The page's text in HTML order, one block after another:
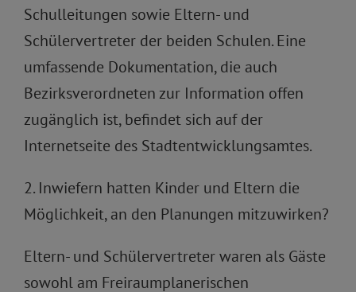
Schulleitungen sowie Eltern- und
Schülervertreter der beiden Schulen. Eine
umfassende Dokumentation, die auch
Bezirksverordneten zur Information offen
zugänglich ist, befindet sich auf der
Internetseite des Stadtentwicklungsamtes.
2. Inwiefern hatten Kinder und Eltern die
Möglichkeit, an den Planungen mitzuwirken?
Eltern- und Schülervertreter waren als Gäste
sowohl am Freiraumplanerischen